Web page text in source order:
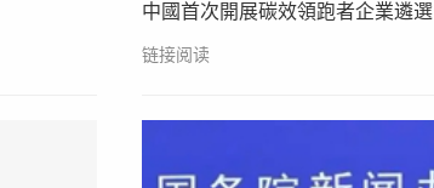
中國首次開展碳效領跑者企業遴選
链接阅读